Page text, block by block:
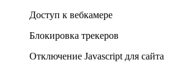
Доступ к вебкамере
Блокировка трекеров
Отключение Javascript для сайта